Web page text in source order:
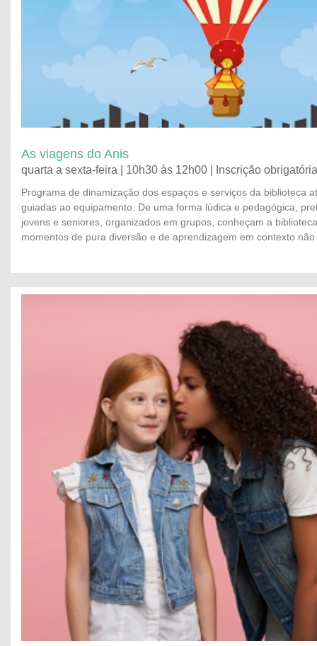
As viagens do Anis
quarta a sexta-feira | 10h30 às 12h00 | Inscrição obrigatória
Programa de dinamização dos espaços e serviços da biblioteca
guiadas ao equipamento. De uma forma lúdica e pedagógica,
jovens e seniores, organizados em grupos, conheçam a
momentos de pura diversão e de aprendizagem em contexto